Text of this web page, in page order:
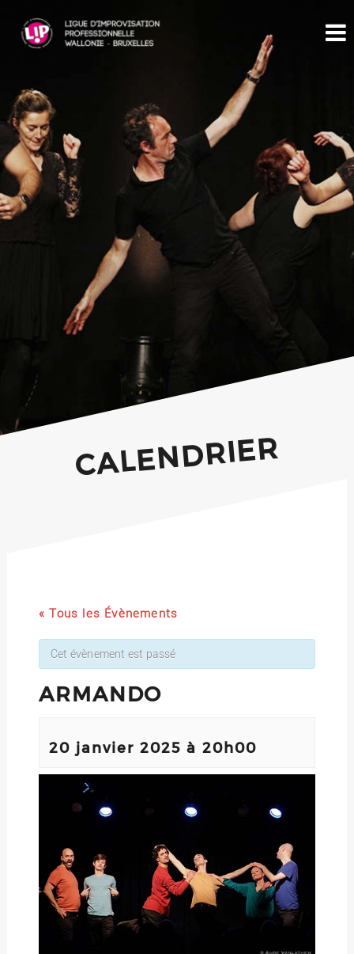
CALENDRIER
« Tous les Évènements
Cet évènement est passé
ARMANDO
20 janvier 2025 à 20h00